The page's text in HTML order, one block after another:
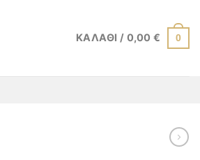
ΚΑΛΆΘΙ / 0,00€ 0